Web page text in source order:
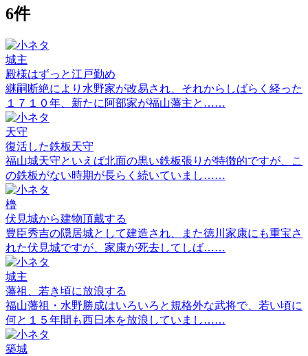
6件
城主
殿様はずっと江戸勤め
継嗣断絶により水野家が改易され、それからしばらく経った
１７１０年、新たに阿部家が福山藩主と……
天守
復活した鉄板天守
福山城天守といえば北面の黒い鉄板張りが特徴的ですが、こ
の鉄板がない時期が長らく続いていまし……
櫓
伏見城から建物頂戴する
豊臣秀吉の隠居城として建造され、また徳川家康にも重宝さ
れた伏見城ですが、家康が死去してしば……
城主
藩祖、若き頃に放浪する
福山藩祖・水野勝成はいろいろと規格外な武将で、若い頃に
何と１５年間も西日本を放浪していまし……
築城